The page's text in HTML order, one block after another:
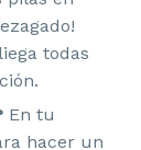
todas
En tu
hacer un